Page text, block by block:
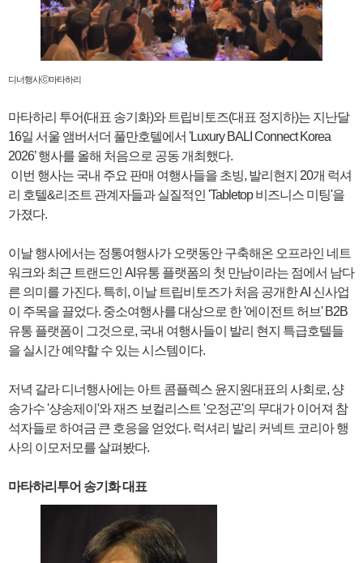
디너행사ⓒ마타하리
마타하리 투어(대표 송기화)와 트립비토즈(대표 정지하)는 지난달
16일 서울 앰버서더 풀만호텔에서 'Luxury BALI Connect Korea
2026’ 행사를 올해 처음으로 공동 개최했다.
이번 행사는 국내 주요 판매 여행사들을 초빙, 발리현지 20개 럭셔
리 호텔&리조트 관계자들과 실질적인 'Tabletop 비즈니스 미팅'을
가졌다.
이날 행사에서는 정통여행사가 오랫동안 구축해온 오프라인 네트
워크와 최근 트랜드인 AI유통 플랫폼의 첫 만남이라는 점에서 남다
른 의미를 가진다. 특히, 이날 트립비토즈가 처음 공개한 AI 신사업
이 주목을 끌었다. 중소여행사를 대상으로 한 '에이전트 허브' B2B
유통 플랫폼이 그것으로, 국내 여행사들이 발리 현지 특급호텔들
을 실시간 예약할 수 있는 시스템이다.
저녁 갈라 디너행사에는 아트 콤플렉스 윤지원대표의 사회로, 샹
송가수 '샹송제이'와 재즈 보컬리스트 '오정곤'의 무대가 이어져 참
석자들로 하여금 큰 호응을 얻었다. 럭셔리 발리 커넥트 코리아 행
사의 이모저모를 살펴봤다.
마타하리투어 송기화 대표